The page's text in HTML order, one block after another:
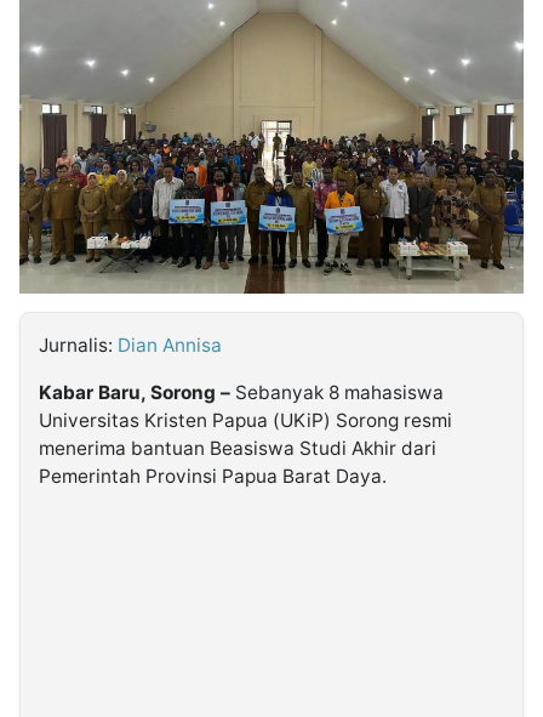
NTB
Time
IDN
Jogja
Rakyat
News
Notice
Dinamikapost.com
Baru
Seedbacklink
Follow
Kabarbaru
Jurnalis: Dian Annisa
Kabar Baru, Sorong – Sebanyak 8 mahasiswa
Universitas Kristen Papua (UKiP) Sorong resmi
menerima bantuan Beasiswa Studi Akhir dari
Pemerintah Provinsi Papua Barat Daya.